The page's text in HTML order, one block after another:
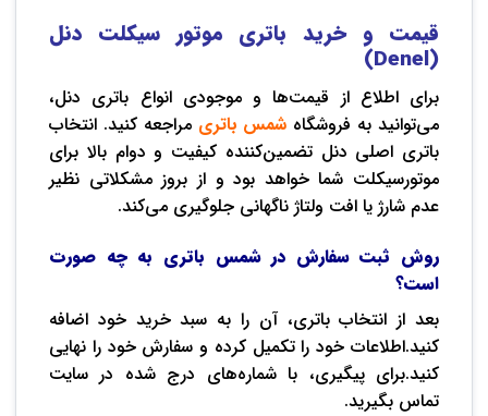
قیمت و خرید باتری موتور سیکلت دنل
(Denel)
برای اطلاع از قیمت‌ها و موجودی انواع باتری دنل،
می‌توانید به فروشگاه شمس باتری مراجعه کنید. انتخاب
باتری اصلی دنل تضمین‌کننده کیفیت و دوام بالا برای
موتورسیکلت شما خواهد بود و از بروز مشکلاتی نظیر
عدم شارژ یا افت ولتاژ ناگهانی جلوگیری می‌کند.
روش ثبت سفارش در شمس باتری به چه صورت
است؟
بعد از انتخاب باتری، آن را به سبد خرید خود اضافه
کنید.اطلاعات خود را تکمیل کرده و سفارش خود را نهایی
کنید.برای پیگیری، با شماره‌های درج شده در سایت
تماس بگیرید.